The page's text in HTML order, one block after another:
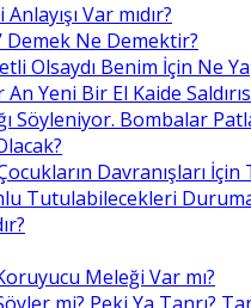
Var mıdır?
Demek Ne Demektir?
Olsaydı Benim İçin Ne
Yeni Bir El Kaide
Söyleniyor. Bombalar
Davranışları İçin
Tutulabilecekleri
Meleği Var mı?